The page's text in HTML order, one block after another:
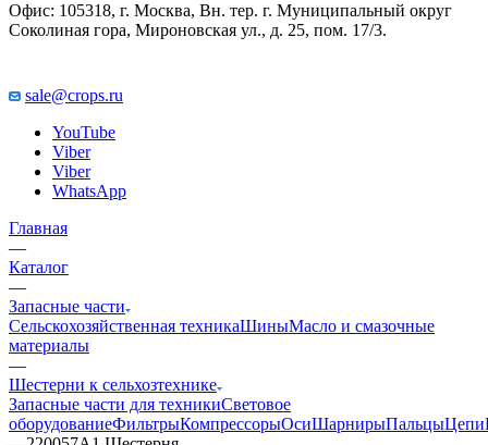
Офис: 105318, г. Москва, Вн. тер. г. Муниципальный округ
Соколиная гора, Мироновская ул., д. 25, пом. 17/3.
sale@crops.ru
YouTube
Viber
Viber
WhatsApp
Главная
—
Каталог
—
Запасные части
Сельскохозяйственная техникаШиныМасло и смазочные
материалы
—
Шестерни к сельхозтехнике
Запасные части для техникиСветовое
оборудованиеФильтрыКомпрессорыОсиШарнирыПальцыЦепи